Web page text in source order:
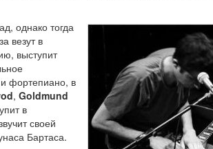
однако тогда
везут в
выступит
и фортепиано, в
, Goldmund
в
своей
Бартаса.